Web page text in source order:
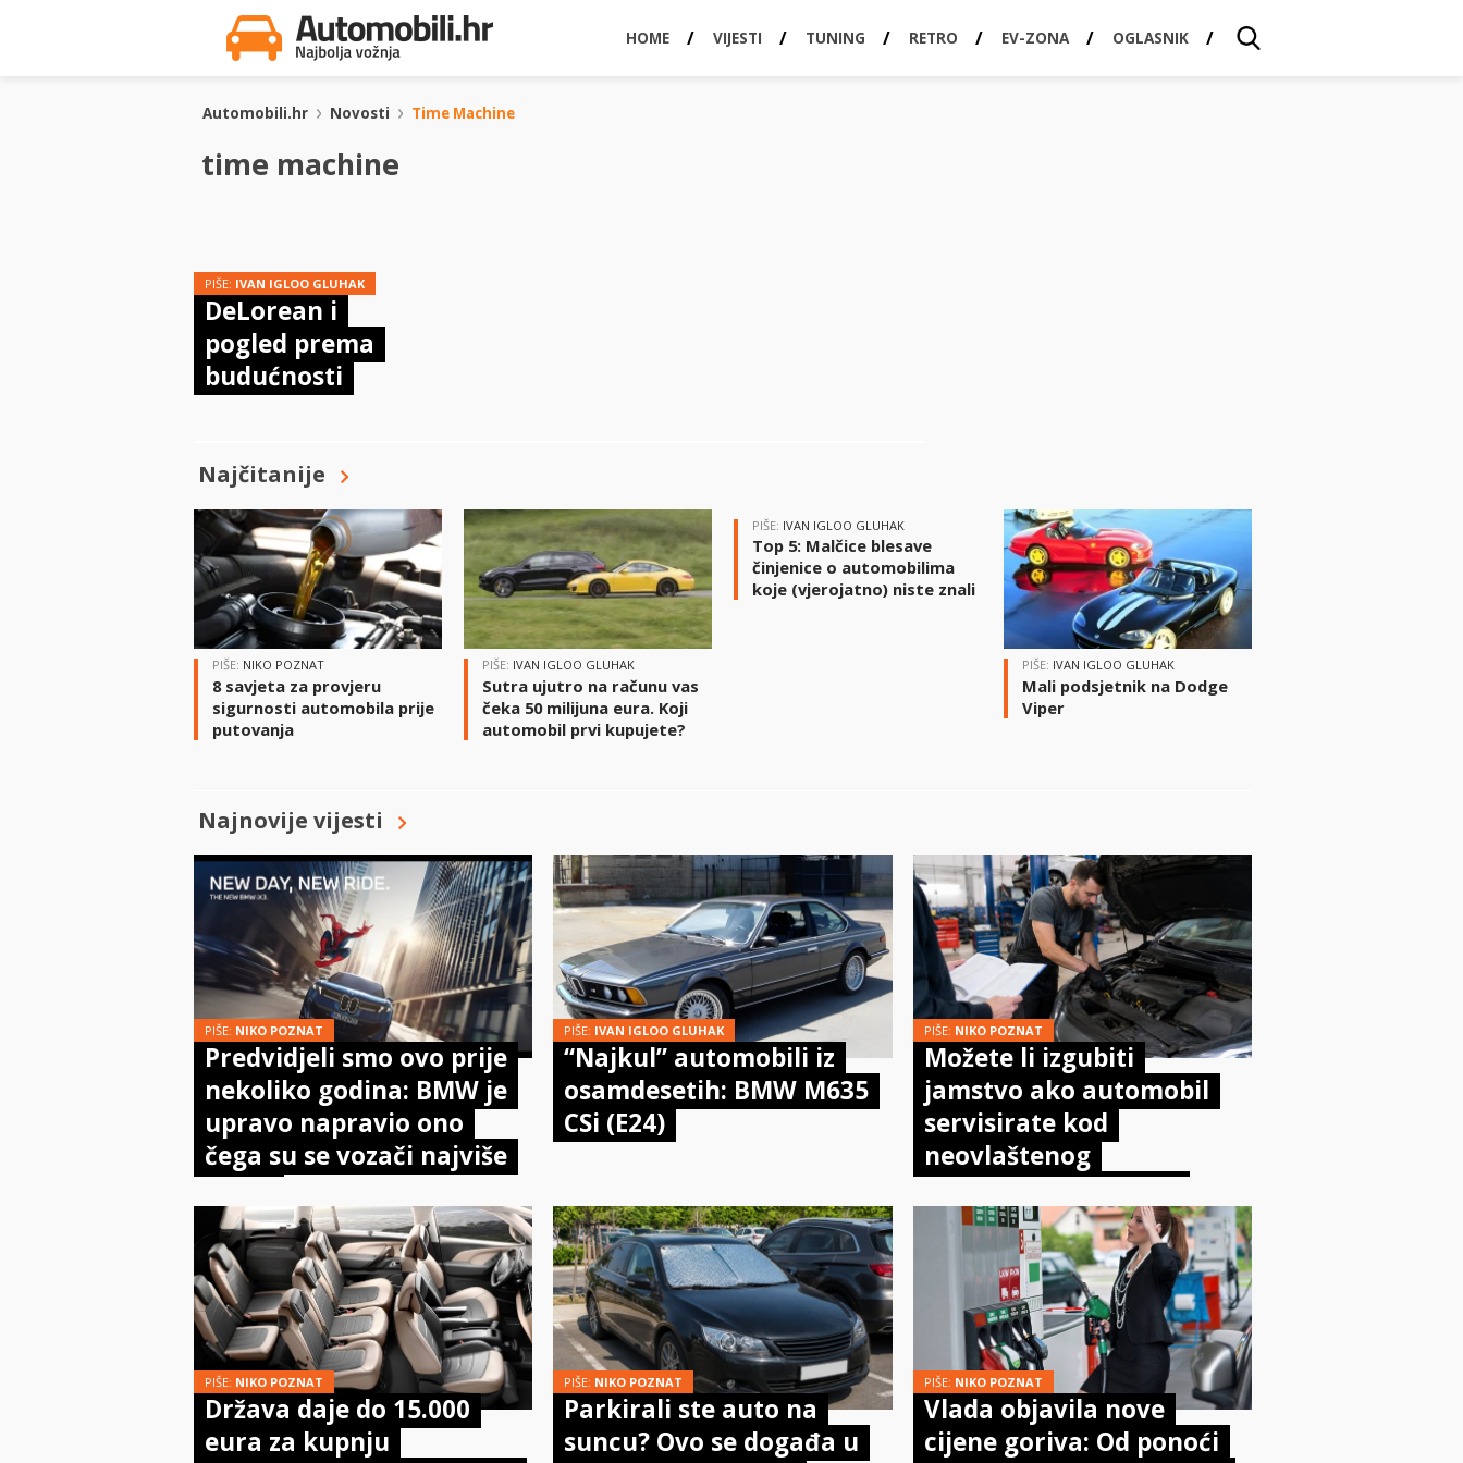
HOME VIJESTI TUNING RETRO EV-ZONA OGLASNIK
Automobili.hr Novosti Time Machine
time machine
PIŠE: IVAN IGLOO GLUHAK
DeLorean i
pogled prema
budućnosti
Najčitanije
PIŠE: NIKO POZNAT
8 savjeta za provjeru
sigurnosti automobila prije
putovanja
PIŠE: IVAN IGLOO GLUHAK
Sutra ujutro na računu vas
čeka 50 milijuna eura. Koji
automobil prvi kupujete?
PIŠE: IVAN IGLOO GLUHAK
Top 5: Malčice blesave
činjenice o automobilima
koje (vjerojatno) niste znali
PIŠE: IVAN IGLOO GLUHAK
Mali podsjetnik na Dodge
Viper
Najnovije vijesti
PIŠE: NIKO POZNAT
Predvidjeli smo ovo prije
nekoliko godina: BMW je
upravo napravio ono
čega su se vozači najviše
PIŠE: IVAN IGLOO GLUHAK
“Najkul” automobili iz
osamdesetih: BMW M635
CSi (E24)
PIŠE: NIKO POZNAT
Možete li izgubiti
jamstvo ako automobil
servisirate kod
neovlaštenog
doista kaže zakon
PIŠE: NIKO POZNAT
Država daje do 15.000
eura za kupnju
PIŠE: NIKO POZNAT
Parkirali ste auto na
suncu? Ovo se događa u
PIŠE: NIKO POZNAT
Vlada objavila nove
cijene goriva: Od ponoći